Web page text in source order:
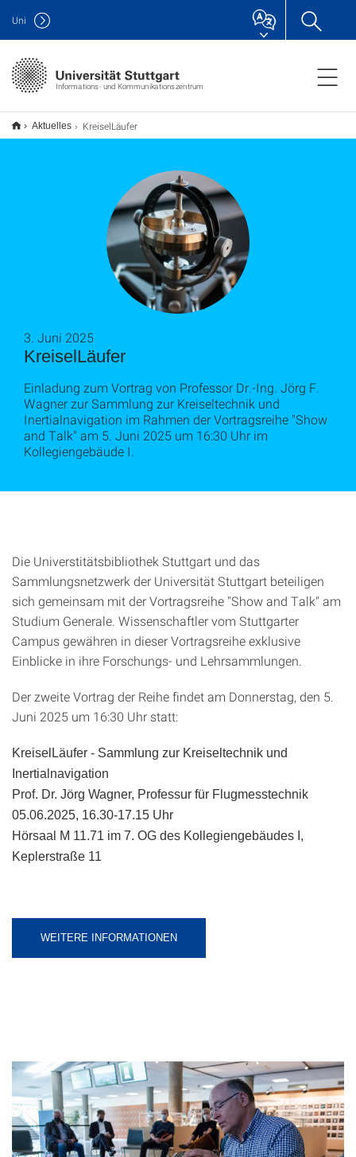
Informations- und Kommunikationszentrum
Uni
Aktuelles KreiselLäufer
KreiselLäufer
3. Juni 2025
Einladung zum Vortrag von Professor Dr.-Ing. Jörg F.
Wagner zur Sammlung zur Kreiseltechnik und
Inertialnavigation im Rahmen der Vortragsreihe "Show
and Talk" am 5. Juni 2025 um 16:30 Uhr im
Kollegiengebäude I.
Die Universtitätsbibliothek Stuttgart und das
Sammlungsnetzwerk der Universität Stuttgart beteiligen
sich gemeinsam mit der Vortragsreihe "Show and Talk" am
Studium Generale. Wissenschaftler vom Stuttgarter
Campus gewähren in dieser Vortragsreihe exklusive
Einblicke in ihre Forschungs- und Lehrsammlungen.
Der zweite Vortrag der Reihe findet am Donnerstag, den 5.
Juni 2025 um 16:30 Uhr statt:
KreiselLäufer - Sammlung zur Kreiseltechnik und
Inertialnavigation
Prof. Dr. Jörg Wagner, Professur für Flugmesstechnik
05.06.2025, 16.30-17.15 Uhr
Hörsaal M 11.71 im 7. OG des Kollegiengebäudes I,
Keplerstraße 11
WEITERE INFORMATIONEN